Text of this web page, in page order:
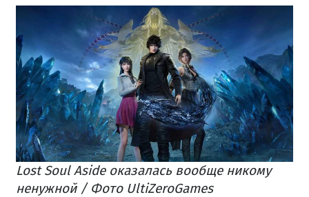
Lost Soul Aside оказалась вообще никому
ненужной / Фото UltiZeroGames